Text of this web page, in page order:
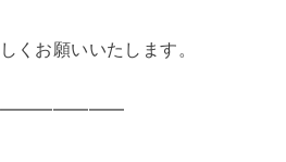
くお願いいたします。